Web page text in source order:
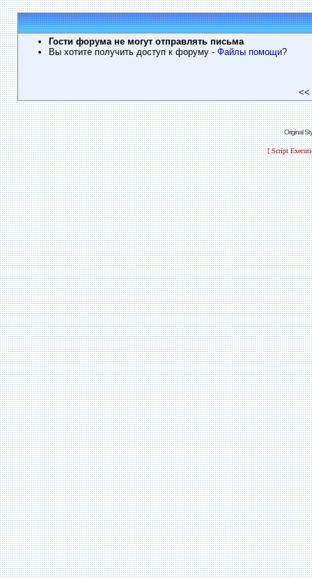
Гости форума не могут отправлять письма
Вы хотите получить доступ к форуму - Файлы помощи?
<<
Original
[ Script